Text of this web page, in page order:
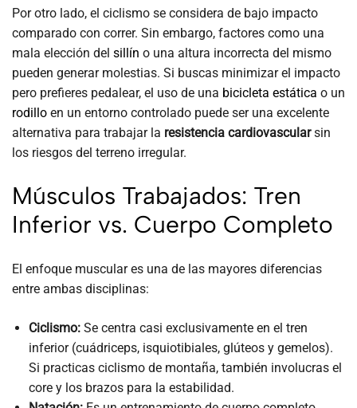
Por otro lado, el ciclismo se considera de bajo impacto
comparado con correr. Sin embargo, factores como una
mala elección del sillín o una altura incorrecta del mismo
pueden generar molestias. Si buscas minimizar el impacto
pero prefieres pedalear, el uso de una bicicleta estática o un
rodillo en un entorno controlado puede ser una excelente
alternativa para trabajar la resistencia cardiovascularsin
los riesgos del terreno irregular.
Músculos Trabajados: Tren
Inferior vs. Cuerpo Completo
El enfoque muscular es una de las mayores diferencias
entre ambas disciplinas:
Ciclismo:Se centra casi exclusivamente en el tren
inferior (cuádriceps, isquiotibiales, glúteos y gemelos).
Si practicas ciclismo de montaña, también involucras el
core y los brazos para la estabilidad.